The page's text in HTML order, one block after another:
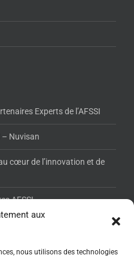
aux
nous utilisons des technologies
Experts de l’AFSSI
– Nuvisan
cœur de l’innovation et de
AFSSI